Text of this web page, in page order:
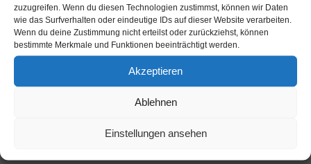
zuzugreifen. Wenn du diesen Technologien zustimmst, können wir Daten
wie das Surfverhalten oder eindeutige IDs auf dieser Website verarbeiten.
Wenn du deine Zustimmung nicht erteilst oder zurückziehst, können
bestimmte Merkmale und Funktionen beeinträchtigt werden.
Akzeptieren
Ablehnen
Einstellungen ansehen
Beschreibung